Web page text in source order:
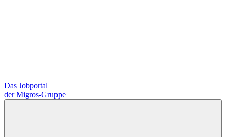
Das Jobportal
der Migros-Gruppe